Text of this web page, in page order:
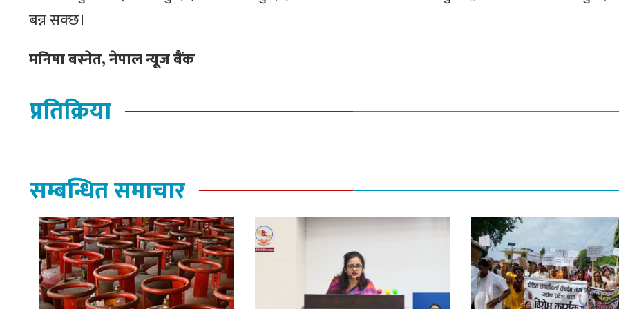
बन्न सक्छ।
मनिषा बस्नेत, नेपाल न्यूज बैंक
प्रतिक्रिया
सम्बन्धित समाचार